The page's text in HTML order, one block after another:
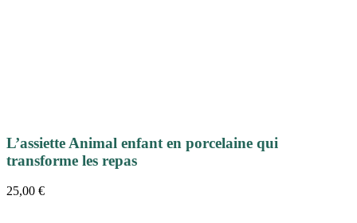
L’assiette Animal enfant en porcelaine qui
transforme les repas
25,00 €